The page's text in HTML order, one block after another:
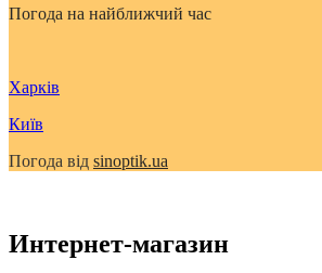
Погода на найближчий час
Харків
Київ
Погода від sinoptik.ua
Интернет-магазин